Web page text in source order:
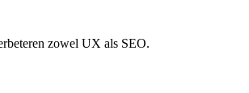
zowel UX als SEO.